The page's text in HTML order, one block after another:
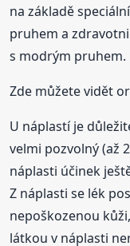
na základě
pruhem a
s modrým pruhem.
Zde můžete vidět
U náplastí je
velmi pozvolný (až
náplasti účinek
Z náplasti se lék
nepoškozenou
látkou v náplasti